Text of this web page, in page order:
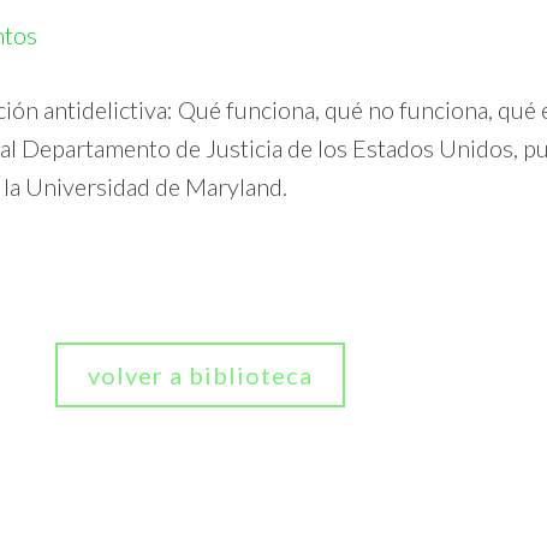
antidelictiva: Qué funciona, qué no funciona, qué
Departamento de Justicia de los Estados Unidos,
Universidad de Maryland.
volver a biblioteca